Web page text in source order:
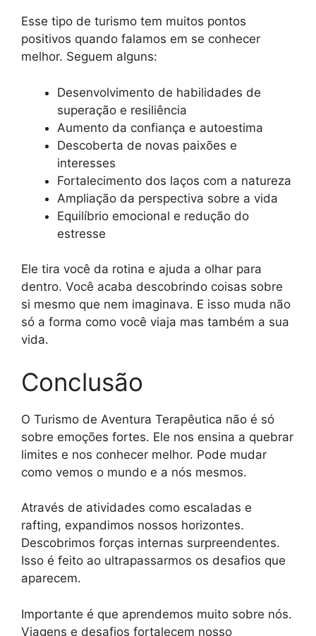
Esse tipo de turismo tem muitos pontos
positivos quando falamos em se conhecer
melhor. Seguem alguns:
Desenvolvimento de habilidades de
superação e resiliência
Aumento da confiança e autoestima
Descoberta de novas paixões e
interesses
Fortalecimento dos laços com a natureza
Ampliação da perspectiva sobre a vida
Equilíbrio emocional e redução do
estresse
Ele tira você da rotina e ajuda a olhar para
dentro. Você acaba descobrindo coisas sobre
si mesmo que nem imaginava. E isso muda não
só a forma como você viaja mas também a sua
vida.
Conclusão
O Turismo de Aventura Terapêutica não é só
sobre emoções fortes. Ele nos ensina a quebrar
limites e nos conhecer melhor. Pode mudar
como vemos o mundo e a nós mesmos.
Através de atividades como escaladas e
rafting, expandimos nossos horizontes.
Descobrimos forças internas surpreendentes.
Isso é feito ao ultrapassarmos os desafios que
aparecem.
Importante é que aprendemos muito sobre nós.
Viagens e desafios fortalecem nosso